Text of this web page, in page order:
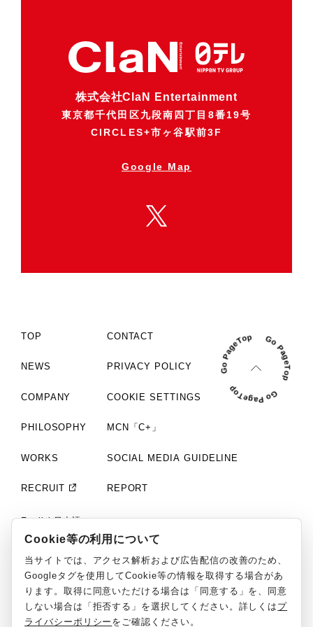
株式会社ClaN Entertainment
東京都千代田区九段南四丁目8番19号
CIRCLES+市ヶ谷駅前3F
Google Map
TOP
NEWS
COMPANY
PHILOSOPHY
WORKS
RECRUIT
CONTACT
PRIVACY POLICY
COOKIE SETTINGS
MCN「C+」
SOCIAL MEDIA GUIDELINE
REPORT
English日本語
©ClaN Entertainment inc. All Rights Reserved.
Cookie等の利用について
当サイトでは、アクセス解析および広告配信の改善のため、
Googleタグを使用してCookie等の情報を取得する場合があ
ります。取得に同意いただける場合は「同意する」を、同意
しない場合は「拒否する」を選択してください。詳しくは プ
ライバシーポリシー をご確認ください。